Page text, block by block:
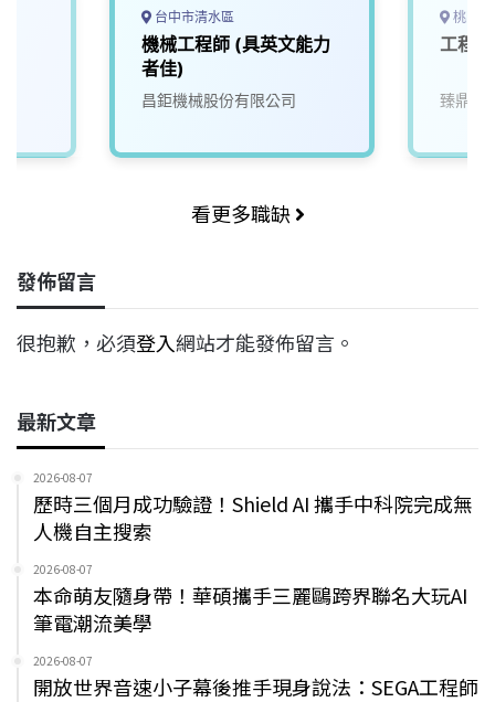
台中市清水區
機械工程師 (具英文能力
者佳)
昌鉅機械股份有限公司
桃園
工程-
臻鼎科
看更多職缺
發佈留言
很抱歉，必須登入網站才能發佈留言。
最新文章
2026-08-07
歷時三個月成功驗證！Shield AI 攜手中科院完成無
人機自主搜索
2026-08-07
本命萌友隨身帶！華碩攜手三麗鷗跨界聯名大玩AI
筆電潮流美學
2026-08-07
開放世界音速小子幕後推手現身說法：SEGA工程師